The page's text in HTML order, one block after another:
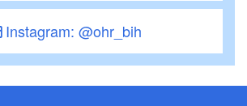
Instagram: @ohr_bih